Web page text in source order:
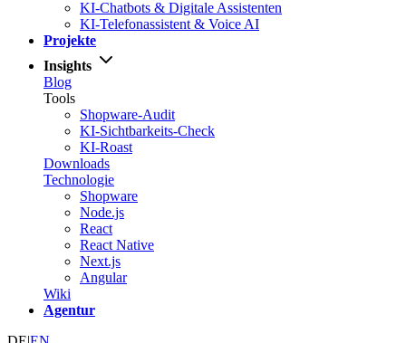
KI-Chatbots & Digitale Assistenten
KI-Telefonassistent & Voice AI
Projekte
Insights
Blog
Tools
Shopware-Audit
KI-Sichtbarkeits-Check
KI-Roast
Downloads
Technologie
Shopware
Node.js
React
React Native
Next.js
Angular
Wiki
Agentur